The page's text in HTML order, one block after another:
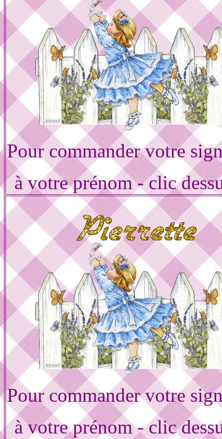
Pour commander votre
à votre prénom - clic
Pour commander votre
à votre prénom - clic